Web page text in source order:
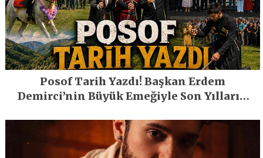
Posof Tarih Yazdı! Başkan Erdem
Demirci’nin Büyük Emeğiyle Son Yılların